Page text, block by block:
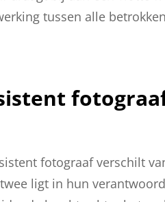
tussen alle
fotograaf verschilt
ligt in hun